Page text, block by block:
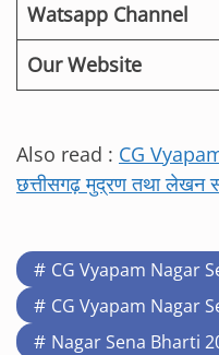
Watsapp Channel
Our Website
Also read : CG
छत्तीसगढ़ मुद्रण तथा लेखन
CG Vyapam Nagar
CG Vyapam Nagar
Nagar Sena Bharti